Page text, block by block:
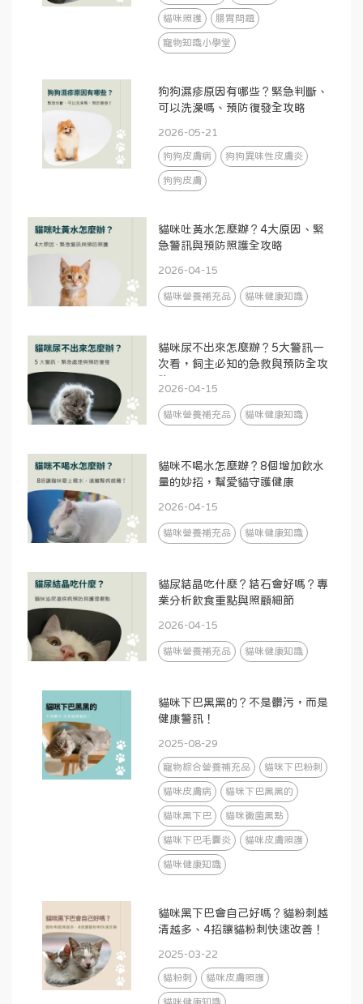
貓咪照護 腸胃問題
寵物知識小學堂
狗狗濕疹原因有哪些？緊急判斷、
可以洗澡嗎、預防復發全攻略
2026-05-21
狗狗皮膚病 狗狗異味性皮膚炎
狗狗皮膚
貓咪吐黃水怎麼辦？4大原因、緊
急警訊與預防照護全攻略
2026-04-15
貓咪營養補充品 貓咪健康知識
貓咪尿不出來怎麼辦？5大警訊一
次看，飼主必知的急救與預防全攻
略
2026-04-15
貓咪營養補充品 貓咪健康知識
貓咪不喝水怎麼辦？8個增加飲水
量的妙招，幫愛貓守護健康
2026-04-15
貓咪營養補充品 貓咪健康知識
貓尿結晶吃什麼？結石會好嗎？專
業分析飲食重點與照顧細節
2026-04-15
貓咪營養補充品 貓咪健康知識
貓咪下巴黑黑的？不是髒污，而是
健康警訊！
2025-08-29
寵物綜合營養補充品 貓咪下巴粉刺
貓咪皮膚病 貓咪下巴黑黑的
貓咪黑下巴 貓咪黴菌黑點
貓咪下巴毛囊炎 貓咪皮膚照護
貓咪健康知識
貓咪黑下巴會自己好嗎？貓粉刺越
清越多、4招讓貓粉刺快速改善！
2025-03-22
貓粉刺 貓咪皮膚照護